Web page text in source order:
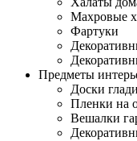
Махровые
Фартуки
Предметы
Доски
Пленки на
Вешалки